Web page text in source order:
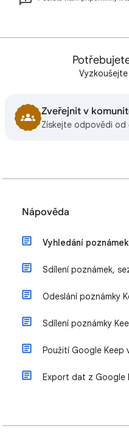
Zveřejnit v
Získejte odpovědi od
Nápověda
Vyhledání
Sdílení poznámek,
Odeslání poznámky
Sdílení poznámky
Použití Google Keep
Export dat z Google